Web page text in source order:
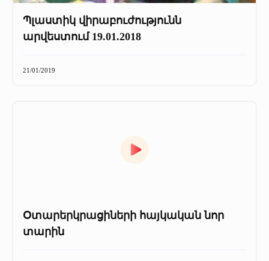
Պլաստիկ վիրաբուժությունն
արվեստում 19.01.2018
21/01/2019
Օտարերկրացիների հայկական նոր
տարին